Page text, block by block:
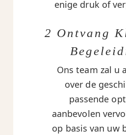
enige druk of
2 Ontvang
Ons team zal u
over de
passende
aanbevolen
op basis van uw